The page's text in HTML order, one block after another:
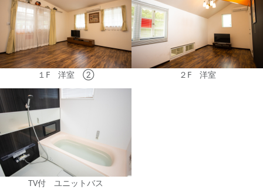
１F 洋室 ② ２F 洋室
TV付 ユニットバス